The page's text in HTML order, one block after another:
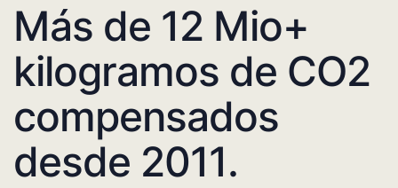
Más de 12 Mio+
kilogramos de CO2
compensados
desde 2011.